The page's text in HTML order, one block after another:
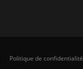
Politique de confidentialité